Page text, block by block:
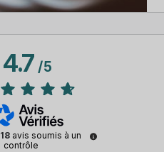
4.7/5
18 avis soumis à un
contrôle